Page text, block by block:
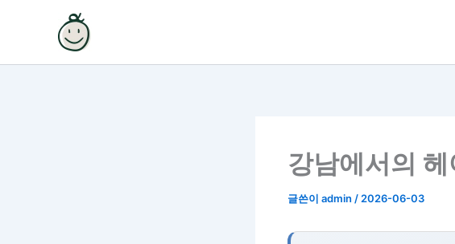
강남에서의
글쓴이 admin / 2026-06-03